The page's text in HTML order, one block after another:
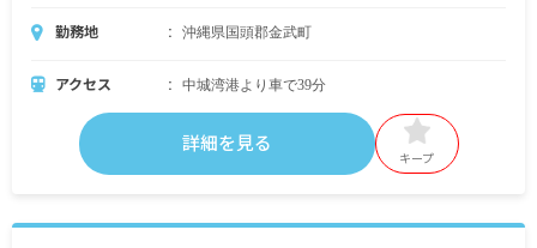
勤務地 沖縄県国頭郡金武町
アクセス 中城湾港より車で39分
詳細を見る
キープ